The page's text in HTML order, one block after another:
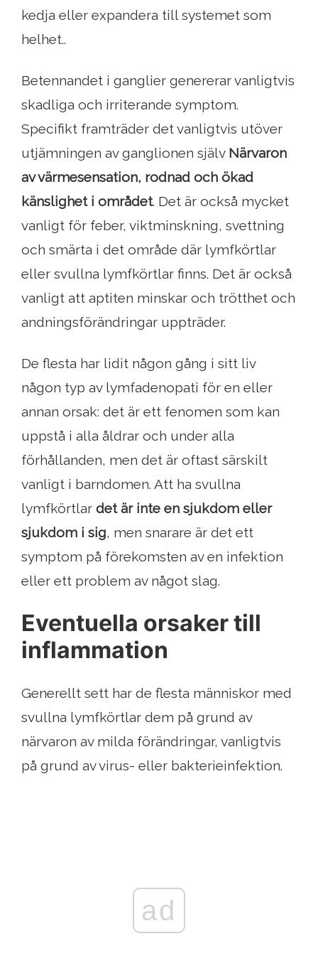
kedja eller expandera till systemet som
helhet..
Betennandet i ganglier genererar vanligtvis
skadliga och irriterande symptom.
Specifikt framträder det vanligtvis utöver
utjämningen av ganglionen själv Närvaron
av värmesensation, rodnad och ökad
känslighet i området. Det är också mycket
vanligt för feber, viktminskning, svettning
och smärta i det område där lymfkörtlar
eller svullna lymfkörtlar finns. Det är också
vanligt att aptiten minskar och trötthet och
andningsförändringar uppträder.
De flesta har lidit någon gång i sitt liv
någon typ av lymfadenopati för en eller
annan orsak: det är ett fenomen som kan
uppstå i alla åldrar och under alla
förhållanden, men det är oftast särskilt
vanligt i barndomen. Att ha svullna
lymfkörtlar det är inte en sjukdom eller
sjukdom i sig, men snarare är det ett
symptom på förekomsten av en infektion
eller ett problem av något slag.
Eventuella orsaker till
inflammation
Generellt sett har de flesta människor med
svullna lymfkörtlar dem på grund av
närvaron av milda förändringar, vanligtvis
på grund av virus- eller bakterieinfektion.
ad